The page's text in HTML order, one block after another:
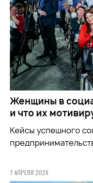
Женщины в
и что их
Кейсы успешного
7 АПРЕЛЯ 2026